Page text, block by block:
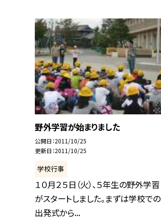
野外学習が始まりました
公開日 2011/10/25
更新日 2011/10/25
学校行事
１０月２５日（火）、５年生の野外学習
がスタートしました。まずは学校での
出発式から...